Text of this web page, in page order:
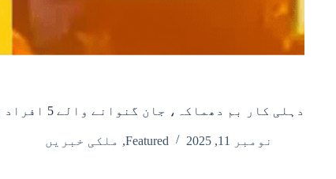
دہلی کار بم دھماکہ، جان گنوانے والے 5 افراد کی شناخت
نومبر 11, 2025 Featured
, ملکی خبریں